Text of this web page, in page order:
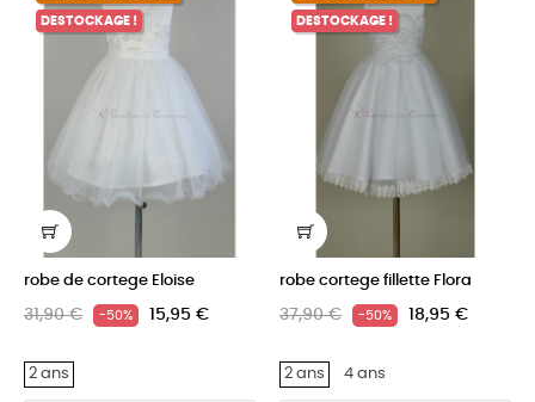
DESTOCKAGE !
robe de cortege Eloise
31,90 € -50% 15,95 €
2 ans
DESTOCKAGE !
robe cortege fillette Flora
37,90 € -50% 18,95 €
2 ans 4 ans